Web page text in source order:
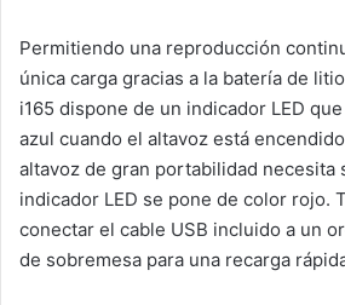
Permitiendo una reproducción
única carga gracias a la batería de
i165 dispone de un indicador LED
azul cuando el altavoz está
altavoz de gran portabilidad necesita
indicador LED se pone de color rojo.
conectar el cable USB incluido a un
de sobremesa para una recarga